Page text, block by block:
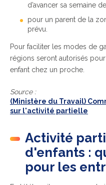
d’avancer sa semaine
pour un parent de la
prévu.
Pour faciliter les modes de
régions seront autorisés
enfant chez un proche.
Source :
(Ministère du Travail)
sur l'activité partielle
Activité
d'enfants :
pour les